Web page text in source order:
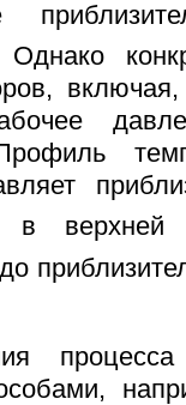
включая,
Профиль
в верхней